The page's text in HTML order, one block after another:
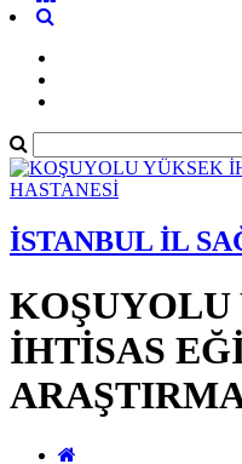
İSTANBUL İL
İHTİSAS